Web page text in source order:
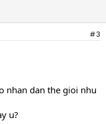
#3
nhan dan the gioi nhu
u?